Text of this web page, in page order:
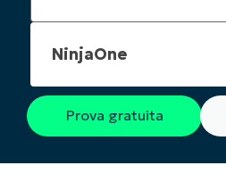
NinjaOne
Prova gratuita